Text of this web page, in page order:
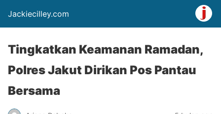
Jackiecilley.com
Tingkatkan Keamanan Ramadan,
Polres Jakut Dirikan Pos Pantau
Bersama